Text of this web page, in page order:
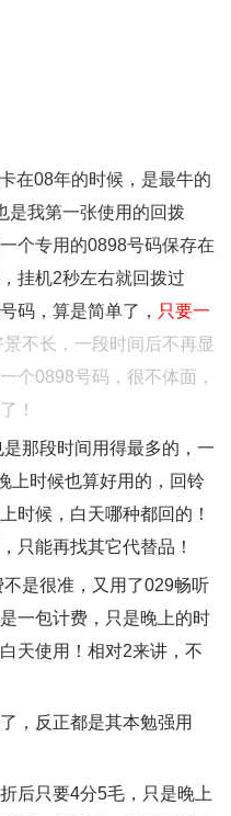
在08年的时候，是最牛的
是我第一张使用的回拨
个专用的0898号码保存在
挂机2秒左右就回拨过
码，算是简单了， 只要一
景不长，一段时间后不再显
个0898号码，很不体面，
！
那段时间用得最多的，一
上时候也算好用的，回铃
时候，白天哪种都回的！
只能再找其它代替品！
是很准，又用了029畅听
一包计费，只是晚上的时
天使用！相对2来讲，不
，反正都是其本勉强用
后只要4分5毛，只是晚上